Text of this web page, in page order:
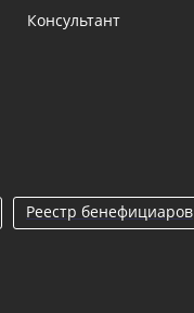
Консультант
Реестр бенефициаров